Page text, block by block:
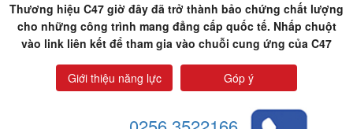
Thương hiệu C47 giờ đây đã trở thành bảo chứng chất lượng
cho những công trình mang đẳng cấp quốc tế. Nhấp chuột
vào link liên kết để tham gia vào chuỗi cung ứng của C47
Giới thiệu năng lực Góp ý